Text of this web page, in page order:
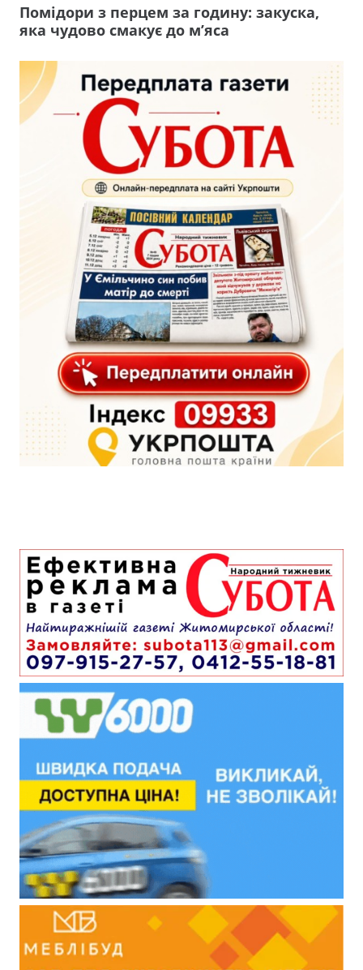
Помідори з перцем за годину: закуска,
яка чудово смакує до м’яса